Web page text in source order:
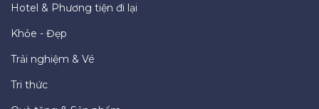
Hotel & Phương tiện đi lại
Khỏe - Đẹp
Trải nghiệm & Vé
Tri thức